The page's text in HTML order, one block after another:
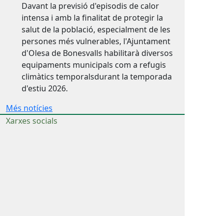
Davant la previsió d'episodis de calor
intensa i amb la finalitat de protegir la
salut de la població, especialment de les
persones més vulnerables, l'Ajuntament
d'Olesa de Bonesvalls habilitarà diversos
equipaments municipals com a refugis
climàtics temporalsdurant la temporada
d'estiu 2026.
Més notícies
Xarxes socials